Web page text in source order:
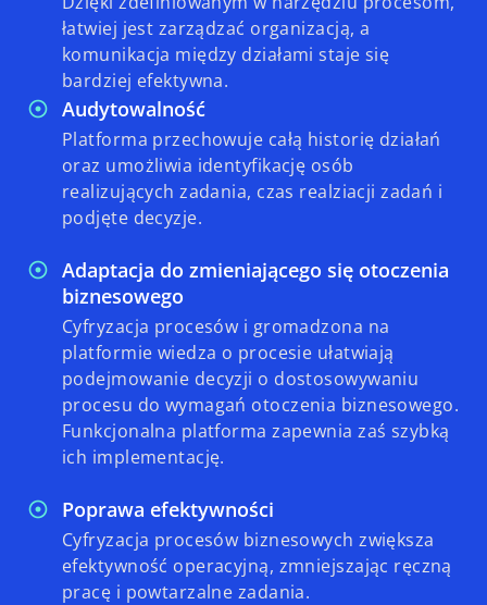
łatwiej jest zarządzać organizacją, a
komunikacja między działami staje się
bardziej efektywna.
Audytowalność
Platforma przechowuje całą historię działań
oraz umożliwia identyfikację osób
realizujących zadania, czas realziacji zadań i
podjęte decyzje.
Adaptacja do zmieniającego się otoczenia
biznesowego
Cyfryzacja procesów i gromadzona na
platformie wiedza o procesie ułatwiają
podejmowanie decyzji o dostosowywaniu
procesu do wymagań otoczenia biznesowego.
Funkcjonalna platforma zapewnia zaś szybką
ich implementację.
Poprawa efektywności
Cyfryzacja procesów biznesowych zwiększa
efektywność operacyjną, zmniejszając ręczną
pracę i powtarzalne zadania.